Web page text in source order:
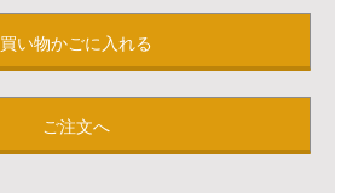
買い物かごに入れる
ご注文へ